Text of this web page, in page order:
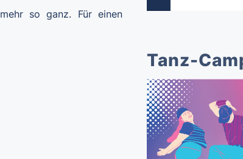
so ganz. Für einen
Tanz-